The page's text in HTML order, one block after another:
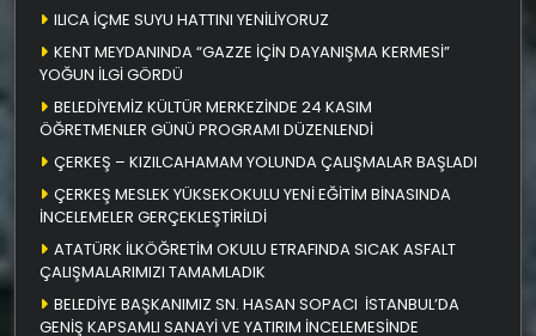
ILICA İÇME SUYU HATTINI YENİLİYORUZ
KENT MEYDANINDA “GAZZE İÇİN DAYANIŞMA KERMESİ”
YOĞUN İLGİ GÖRDÜ
BELEDİYEMİZ KÜLTÜR MERKEZİNDE 24 KASIM
ÖĞRETMENLER GÜNÜ PROGRAMI DÜZENLENDİ
ÇERKEŞ – KIZILCAHAMAM YOLUNDA ÇALIŞMALAR BAŞLADI
ÇERKEŞ MESLEK YÜKSEKOKULU YENİ EĞİTİM BİNASINDA
İNCELEMELER GERÇEKLEŞTİRİLDİ
ATATÜRK İLKÖĞRETİM OKULU ETRAFINDA SICAK ASFALT
ÇALIŞMALARIMIZI TAMAMLADIK
BELEDİYE BAŞKANIMIZ SN. HASAN SOPACI İSTANBUL’DA
GENİŞ KAPSAMLI SANAYİ VE YATIRIM İNCELEMESİNDE